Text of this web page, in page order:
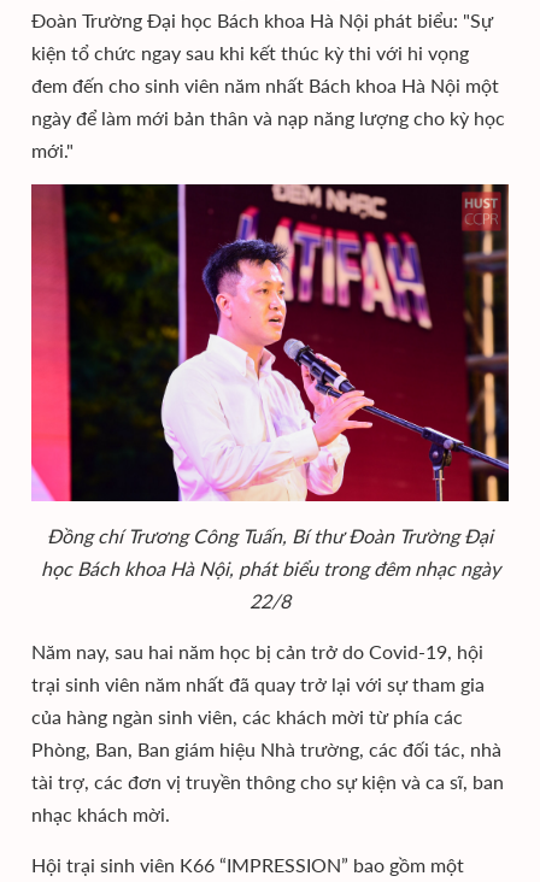
Đoàn Trường Đại học Bách khoa Hà Nội phát biểu: "Sự
kiện tổ chức ngay sau khi kết thúc kỳ thi với hi vọng
đem đến cho sinh viên năm nhất Bách khoa Hà Nội một
ngày để làm mới bản thân và nạp năng lượng cho kỳ học
mới."
Đồng chí Trương Công Tuấn, Bí thư Đoàn Trường Đại
học Bách khoa Hà Nội, phát biểu trong đêm nhạc ngày
22/8
Năm nay, sau hai năm học bị cản trở do Covid-19, hội
trại sinh viên năm nhất đã quay trở lại với sự tham gia
của hàng ngàn sinh viên, các khách mời từ phía các
Phòng, Ban, Ban giám hiệu Nhà trường, các đối tác, nhà
tài trợ, các đơn vị truyền thông cho sự kiện và ca sĩ, ban
nhạc khách mời.
Hội trại sinh viên K66 “IMPRESSION” bao gồm một